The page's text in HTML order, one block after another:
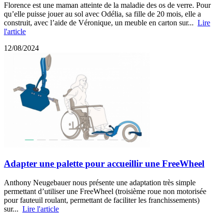
Florence est une maman atteinte de la maladie des os de verre. Pour
qu’elle puisse jouer au sol avec Odélia, sa fille de 20 mois, elle a
construit, avec l’aide de Véronique, un meuble en carton sur... Lire
l'article
12/08/2024
Adapter une palette pour accueillir une FreeWheel
Anthony Neugebauer nous présente une adaptation très simple
permettant d’utiliser une FreeWheel (troisième roue non motorisée
pour fauteuil roulant, permettant de faciliter les franchissements)
sur... Lire l'article